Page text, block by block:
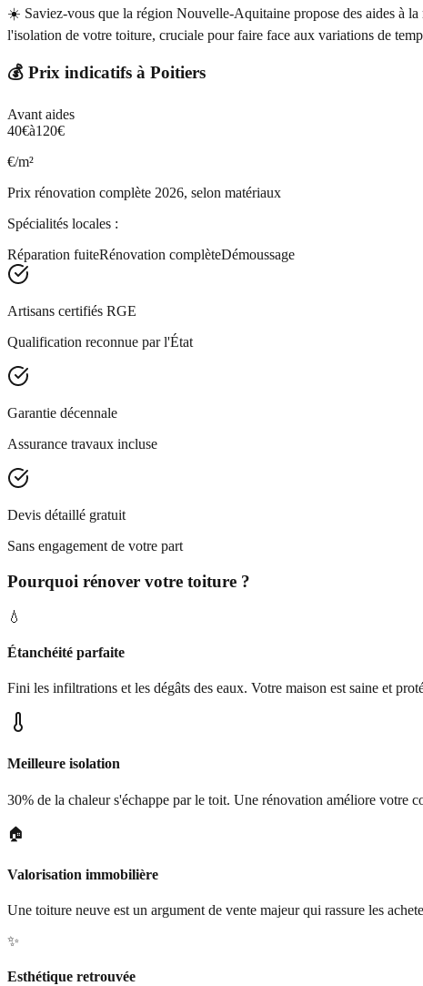
☀️ Saviez-vous que la région Nouvelle-Aquitaine propose des aides à
l'isolation de votre toiture, cruciale pour faire face aux variations de
💰 Prix indicatifs à Poitiers
Avant aides
40€à120€
€/m²
Prix rénovation complète 2026, selon matériaux
Spécialités locales :
Réparation fuiteRénovation complèteDémoussage
Artisans certifiés RGE
Qualification reconnue par l'État
Garantie décennale
Assurance travaux incluse
Devis détaillé gratuit
Sans engagement de votre part
Pourquoi rénover votre toiture ?
💧
Étanchéité parfaite
Fini les infiltrations et les dégâts des eaux. Votre maison est saine et
Meilleure isolation
30% de la chaleur s'échappe par le toit. Une rénovation améliore votre
🏠
Valorisation immobilière
Une toiture neuve est un argument de vente majeur qui rassure les
✨
Esthétique retrouvée